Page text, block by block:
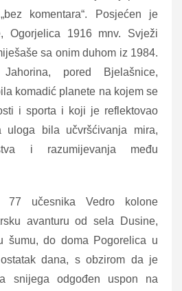
komentara“. Posjećen je
Ogorjelica 1916 mnv. Svježi
sa onim duhom iz 1984.
pored Bjelašnice,
komadić planete na kojem se
i sporta i koji je reflektovao
bila učvršćivanja mira,
i razumijevanja među
77 učesnika Vedro kolone
avanturu od sela Dusine,
šumu, do doma Pogorelica u
dana, s obzirom da je
snijega odgođen uspon na